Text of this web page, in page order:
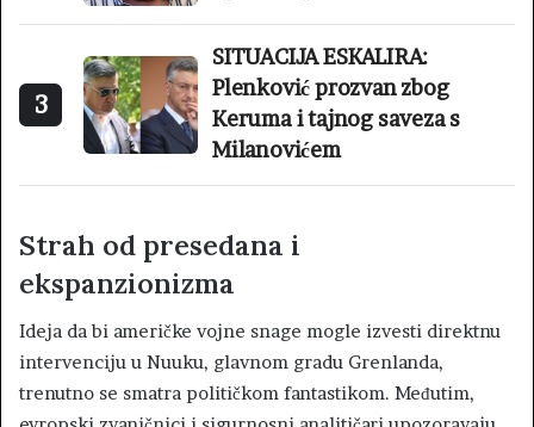
3
SITUACIJA ESKALIRA:
Plenković prozvan zbog
Keruma i tajnog saveza s
Milanovićem
Strah od presedana i
ekspanzionizma
Ideja da bi američke vojne snage mogle izvesti direktnu
intervenciju u Nuuku, glavnom gradu Grenlanda,
trenutno se smatra političkom fantastikom. Međutim,